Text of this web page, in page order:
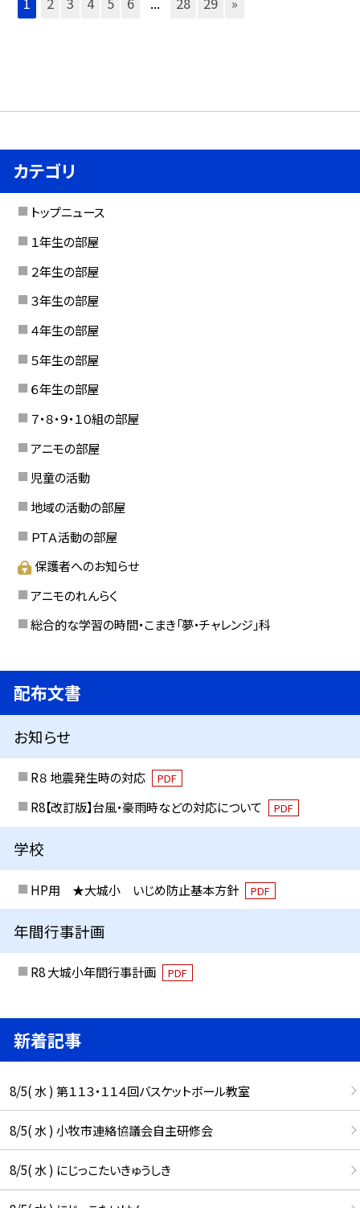
カテゴリ
トップニュース
１年生の部屋
２年生の部屋
３年生の部屋
４年生の部屋
５年生の部屋
６年生の部屋
７・８・９・１０組の部屋
アニモの部屋
児童の活動
地域の活動の部屋
ＰＴＡ活動の部屋
保護者へのお知らせ
アニモのれんらく
総合的な学習の時間・こまき「夢・チャレンジ」科
配布文書
お知らせ
R８ 地震発生時の対応 PDF
R8【改訂版】台風・豪雨時などの対応について PDF
学校
HP用 ★大城小 いじめ防止基本方針 PDF
年間行事計画
R8 大城小年間行事計画 PDF
新着記事
8/5( 水 ) 第１１３・１１４回バスケットボール教室
8/5( 水 ) 小牧市連絡協議会自主研修会
8/5( 水 ) にじっこたいきゅうしき